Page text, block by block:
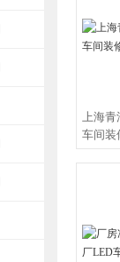
上海青
车间装